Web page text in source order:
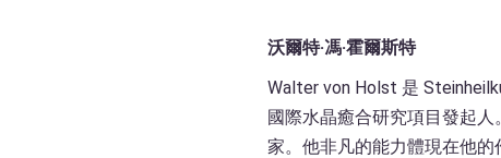
沃爾特·馮·霍爾斯特
Walter von Holst 是
國際水晶癒合研究項目發起
家。他非凡的能力體現在他